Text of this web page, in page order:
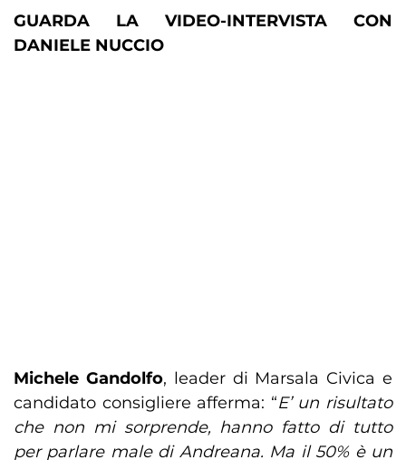
GUARDA LA VIDEO-INTERVISTA CON
DANIELE NUCCIO
Michele Gandolfo, leader di Marsala Civica e
candidato consigliere afferma: “E’ un risultato
che non mi sorprende, hanno fatto di tutto
per parlare male di Andreana. Ma il 50% è un